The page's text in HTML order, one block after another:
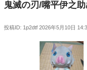
鬼滅の刃/嘴平伊之
投稿ID: 1p2dtf 2026年5月10日